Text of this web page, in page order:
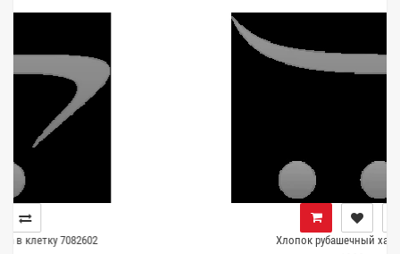
Хлопок рубашечный хаки 7082601